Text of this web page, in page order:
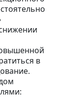
в